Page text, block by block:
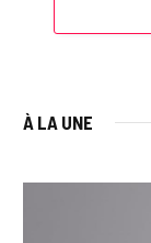
À LA UNE